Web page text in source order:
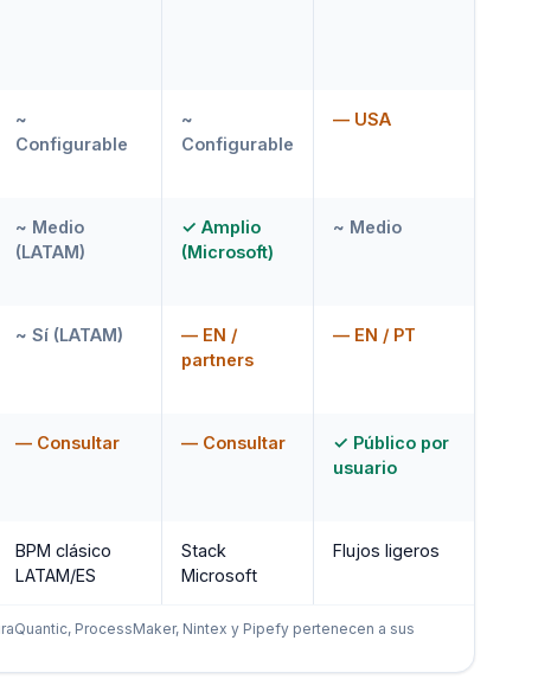
~
Configurable
~
Configurable
— USA
~ Medio
(LATAM)
✓ Amplio
(Microsoft)
~ Medio
~ Sí (LATAM)
— EN /
partners
— EN / PT
— Consultar — Consultar
✓ Público por
usuario
BPM clásico
LATAM/ES
Stack
Microsoft
Flujos ligeros
ProcessMaker, Nintex y Pipefy pertenecen a sus